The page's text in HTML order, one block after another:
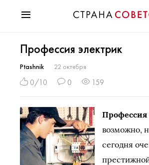
Мода
Звезды
Гороскопы
Психология
Хобби
Разное
Праздники
Профессия электрик
Ptashnik 22 октября
0/10 0 159
Профессия
возможно,
сегодня